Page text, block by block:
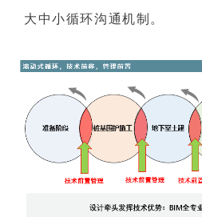
大中小循环沟通机制。